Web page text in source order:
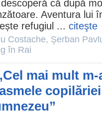
că după
Aventura lui
refugiul ... citeşte
Costache, Şerban
în Rai
mai mult m-